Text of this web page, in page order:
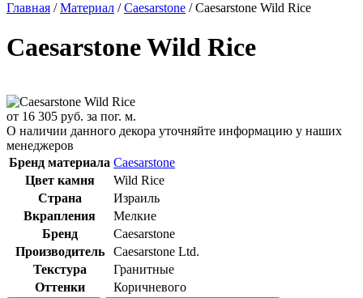
Главная /Материал /Caesarstone /Caesarstone Wild Rice
Caesarstone Wild Rice
от 16 305 руб. за пог. м.
О наличии данного декора уточняйте информацию у наших
менеджеров
Бренд материала Caesarstone
Цвет камня
Wild Rice
Страна
Израиль
Вкрапления
Мелкие
Бренд
Caesarstone
Производитель
Caesarstone Ltd.
Текстура
Гранитные
Оттенки
Коричневого